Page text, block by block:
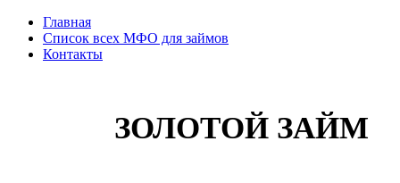
Главная
Список всех МФО для займов
Контакты
ЗОЛОТОЙ ЗАЙМ